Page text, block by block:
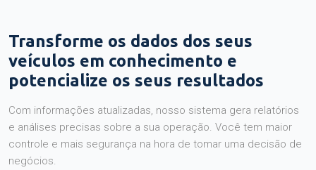
Transforme os dados dos seus
veículos em conhecimento e
potencialize os seus resultados
Com informações atualizadas, nosso sistema gera relatórios
e análises precisas sobre a sua operação. Você tem maior
controle e mais segurança na hora de tomar uma decisão de
negócios.